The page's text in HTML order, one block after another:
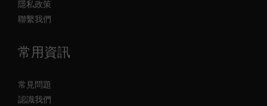
隱私政策
聯繫我們
常用資訊
常見問題
認識我們